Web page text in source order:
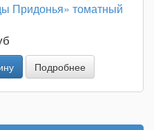
Придонья» томатный
Подробнее